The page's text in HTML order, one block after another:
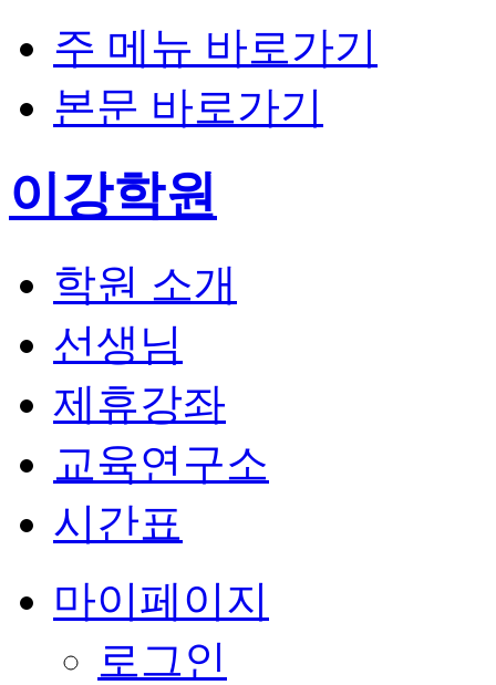
주 메뉴 바로가기
본문 바로가기
이강학원
학원 소개
선생님
제휴강좌
교육연구소
시간표
마이페이지
로그인